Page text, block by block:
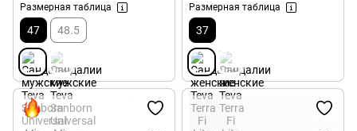
Размерная таблица
47 48.5
Размерная таблица
37